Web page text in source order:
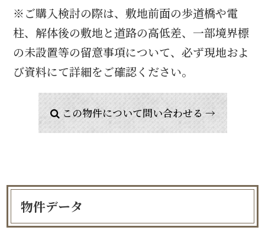
※ご購入検討の際は、敷地前面の歩道橋や電
柱、解体後の敷地と道路の高低差、一部境界標
の未設置等の留意事項について、必ず現地およ
び資料にて詳細をご確認ください。
この物件について問い合わせる →
物件データ